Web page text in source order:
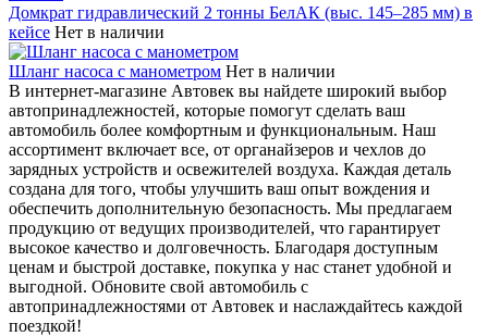
Домкрат гидравлический 2 тонны БелАК (выс. 145–285 мм) в
кейсе Нет в наличии
Шланг насоса с манометром Нет в наличии
В интернет-магазине Автовек вы найдете широкий выбор
автопринадлежностей, которые помогут сделать ваш
автомобиль более комфортным и функциональным. Наш
ассортимент включает все, от органайзеров и чехлов до
зарядных устройств и освежителей воздуха. Каждая деталь
создана для того, чтобы улучшить ваш опыт вождения и
обеспечить дополнительную безопасность. Мы предлагаем
продукцию от ведущих производителей, что гарантирует
высокое качество и долговечность. Благодаря доступным
ценам и быстрой доставке, покупка у нас станет удобной и
выгодной. Обновите свой автомобиль с
автопринадлежностями от Автовек и наслаждайтесь каждой
поездкой!